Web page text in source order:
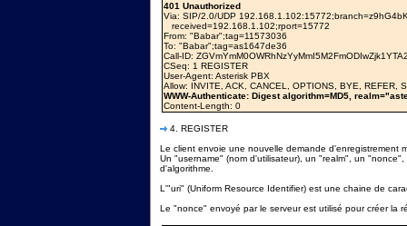
401 Unauthorized
Via: SIP/2.0/UDP
received=192.168.1.102;rport=15772
From: "Babar";tag=11573036
To: "Babar";tag=as1647de36
Call-ID:
CSeq: 1 REGISTER
User-Agent: Asterisk PBX
Allow: INVITE, ACK, CANCEL, OPTIONS, BYE, REFER,
WWW-Authenticate: Digest algorithm=MD5,
Content-Length: 0
4. REGISTER
Le client envoie une nouvelle demande d'enregistrement
Un "username" (nom d'utilisateur), un "realm", un
d'algorithme.
L'"uri" (Uniform Resource Identifier) est une chaine de
Le "nonce" envoyé par le serveur est utilisé pour créer la